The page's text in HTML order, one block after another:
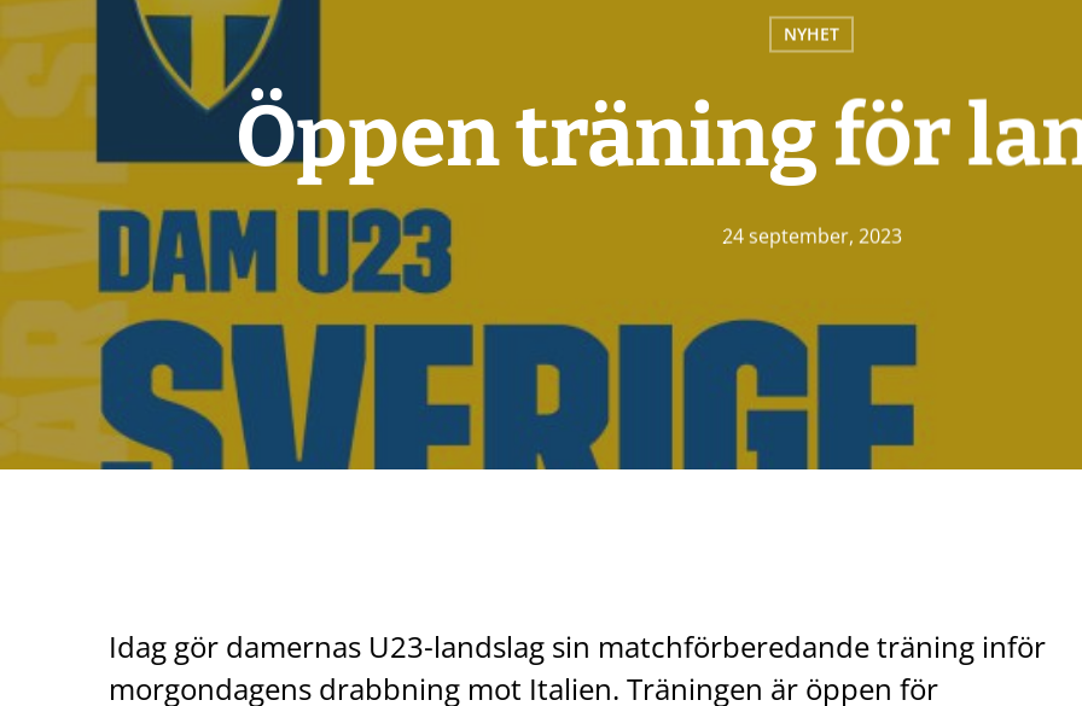
NYHET
Öppen träning för
24 september, 2023
Idag gör damernas U23-landslag sin matchförberedande träning inför
morgondagens drabbning mot Italien. Träningen är öppen för